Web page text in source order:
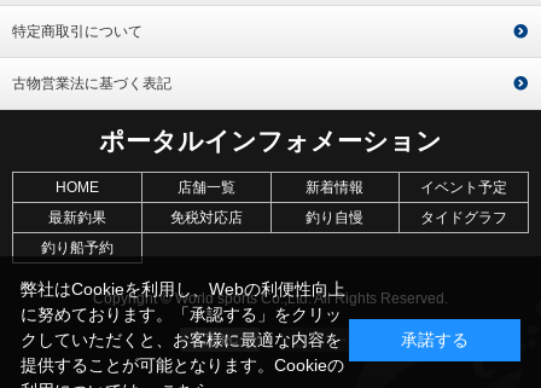
特定商取引について
古物営業法に基づく表記
ポータルインフォメーション
HOME 店舗一覧 新着情報
イベント予定
最新釣果
免税対応店 釣り自慢
タイドグラフ
釣り船予約
Copyright © World sports Co.,Ltd. All Rights Reserved.
弊社はCookieを利用し、Webの利便性向上
に努めております。「承認する」をクリッ
クしていただくと、お客様に最適な内容を
提供することが可能となります。Cookieの
承諾する